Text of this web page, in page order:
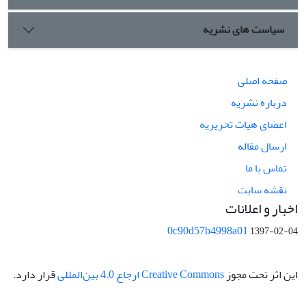
سیاست های نشریه
صفحه اصلی
درباره نشریه
اعضای هیات تحریریه
ارسال مقاله
تماس با ما
نقشه سایت
اخبار و اعلانات
0c90d57b4998a011397-02-04
این اثر تحت مجوز Creative Commons ارجاع 4.0 بین‌المللی قرار دارد.